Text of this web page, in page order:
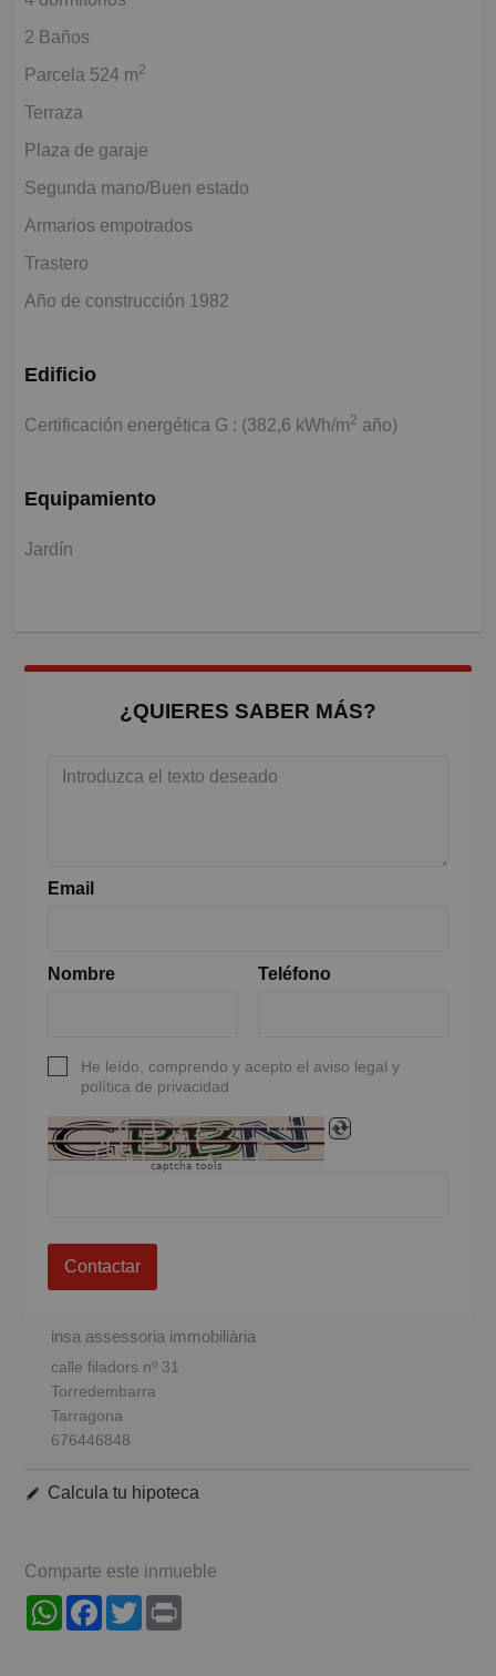
2 Baños
Parcela 524 m2
Terraza
Plaza de garaje
Segunda mano/Buen estado
Armarios empotrados
Trastero
Año de construcción 1982
Edificio
Certificación energética G : (382,6 kWh/m2 año)
Equipamiento
Jardín
¿QUIERES SABER MÁS?
Email
Nombre Teléfono
He leído, comprendo y acepto el aviso legal y
política de privacidad
captcha tools
Contactar
insa assessoria immobiliària
calle filadors nº 31
Torredembarra
Tarragona
676446848
Calcula tu hipoteca
Comparte este inmueble
WhatsAppFacebook
Twitter